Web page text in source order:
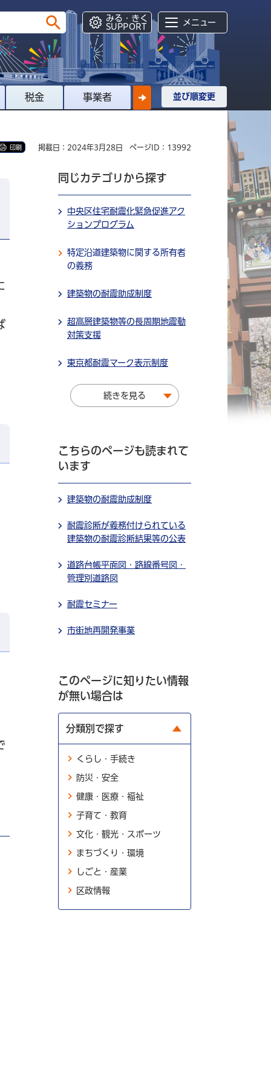
みる・きく
SUPPORT
メニュー
税金 事業者 並び順変更
印刷 掲載日：2024年3月28日 ページID：13992
同じカテゴリから探す
中央区住宅耐震化緊急促進アク
ションプログラム
特定沿道建築物に関する所有者
の義務
建築物の耐震助成制度
超高層建築物等の長周期地震動
対策支援
東京都耐震マーク表示制度
続きを見る
こちらのページも読まれて
います
建築物の耐震助成制度
耐震診断が義務付けられている
建築物の耐震診断結果等の公表
道路台帳平面図・路線番号図・
管理別道路図
耐震セミナー
市街地再開発事業
このページに知りたい情報
が無い場合は
分類別で探す
くらし・手続き
防災・安全
健康・医療・福祉
子育て・教育
文化・観光・スポーツ
まちづくり・環境
しごと・産業
区政情報